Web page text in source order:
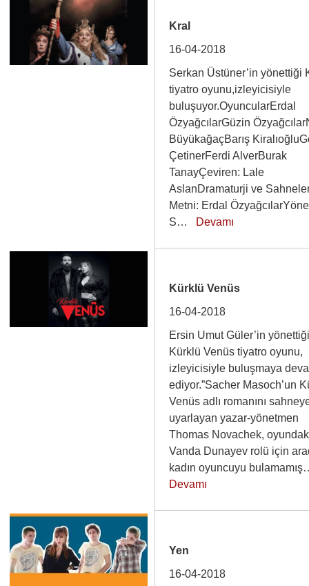
Kral
16-04-2018
Serkan Üstüner’in yönettiği
tiyatro oyunu,izleyicisiyle
buluşuyor.OyuncularErdal
ÖzyağcılarGüzin
BüyükağaçBarış
ÇetinerFerdi AlverBurak
TanayÇeviren: Lale
AslanDramaturji ve
Metni: Erdal
S… Devamı
Kürklü Venüs
16-04-2018
Ersin Umut Güler’in
Kürklü Venüs tiyatro oyunu,
izleyicisiyle buluşmaya
ediyor.”Sacher Masoch’un
Venüs adlı romanını
uyarlayan yazar-yönetmen
Thomas Novachek,
Vanda Dunayev rolü için
kadın oyuncuyu
Devamı
Yen
16-04-2018